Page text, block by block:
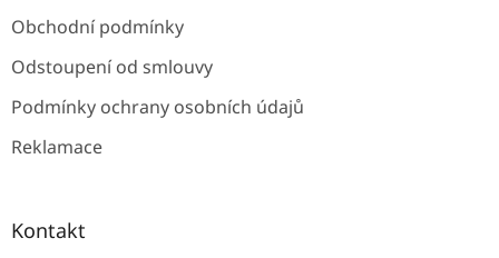
Obchodní podmínky
Odstoupení od smlouvy
Podmínky ochrany osobních údajů
Reklamace
Kontakt